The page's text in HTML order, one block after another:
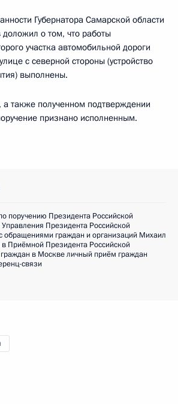
Губернатора Самарской области
о том, что работы
участка автомобильной дороги
с северной стороны (устройство
выполнены.
также полученном подтверждении
признано исполненным.
поручению Президента Российской
Президента Российской
обращениями граждан и организаций Михаил
Приёмной Президента Российской
в Москве личный приём граждан
связи